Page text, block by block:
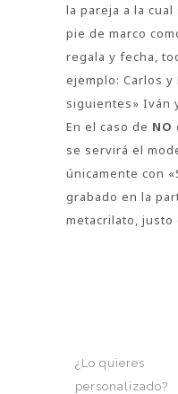
la pareja a la
pie de marco
regala y fecha,
ejemplo: Carlos y
siguientes» Iván
En el caso de NO
se servirá el
únicamente con
grabado en la
metacrilato, justo
¿Lo quieres
personalizado?